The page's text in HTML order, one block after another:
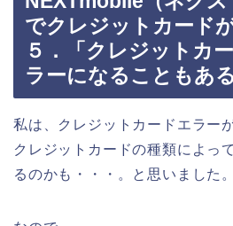
でクレジットカード
５．「クレジットカ
ラーになることもある
私は、クレジットカードエラー
クレジットカードの種類によっ
るのかも・・・。と思いました。